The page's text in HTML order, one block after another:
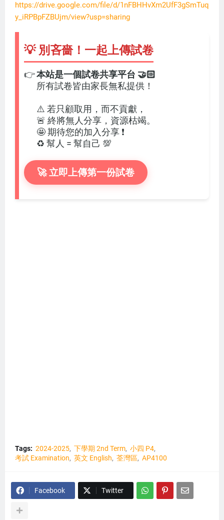
https://drive.google.com/file/d/1nFBHHvXm2UfF3gSmTuq
y_iRPBpFZBUjm/view?usp=sharing
💡 別吝嗇！一起上傳試卷
本站是一個試卷共享平台 🤝🏻
👉
所有試卷皆由家長無私提供！
⚠️ 若只顧取用，而不貢獻，
🚨 終將無人分享，資源枯竭。
🤩 期待您的加入分享 ❗
♻️ 幫人 = 幫自己 💯
🚀 立即上傳第一份試卷
Tags: 2024-2025 下學期 2nd Term 小四 P4
考試 Examination
英文 English 荃灣區 AP4100
Facebook Twitter